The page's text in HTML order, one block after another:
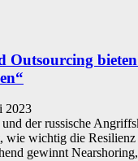
Outsourcing
2023
der russische
wie wichtig die
gewinnt